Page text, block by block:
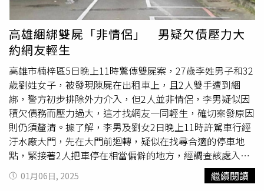
者從台北搭火車來到花蓮玉里，遠遠的就看到滿臉笑容的呂
奎漢在車站門口等待，46歲的呂奎漢是高雄人，師範學院畢
業後就被分發至花蓮擔任國小老師，至今已23年。為了讓大
眾更了解偏鄉模樣，呂奎漢開車帶著CTWANT記者一起到卓
溪鄉走走，一起陪同的還有勇奪AI冠軍的馮力晴與母親龔英
虹。從玉里到卓溪鄉大約20分鐘車程，沿路可見許多原住民
圖騰，卓溪鄉是由布農族、泰雅族、太魯閣族組成，其中又
以布農族為多。2024年的康芮颱風帶來強風豪雨，卓溪鄉
多處爆發土石流，原本的美麗原鄉如今多處仍布滿石塊泥
沙。小六的馮力晴雖然來自卓溪鄉，卻跨區就讀玉里國小。
「力晴跟姊姊從幼稚園起，就都由我從卓溪載到玉里念
書。」龔英虹是嘉義人，嫁給布農族的老公後便定居於卓溪
鄉，她深知教育的重要性，因此不辭辛苦地天天接送姊妹到
高雄綑綁雙屍「非情侶」 男疑欠債壓力大
約網友輕生
高雄市楠梓區5日晚上11時驚傳雙屍案，27歲李姓男子和32
歲劉姓女子，被發現陳屍在出租車上，且2人雙手遭到綑
綁，警方初步排除外力介入，但2人並非情侶，李男疑似因
積欠債務而壓力過大，這才找網友一同輕生，確切案發原因
則仍須釐清。據了解，李男及劉女2日晚上11時許駕車行經
汙水廠大門，先在大門前迴轉，疑似在找尋合適的停車地
點，緊接著2人把車停在相當偏僻的地方，經調查該處入夜
後幾乎無人車往來，僅偶爾有一些釣客出入，此後2人車輛
就沒在移動。直到5日晚間11時許，路過民眾發現車內有一
01月06日, 2025 繼續閱讀